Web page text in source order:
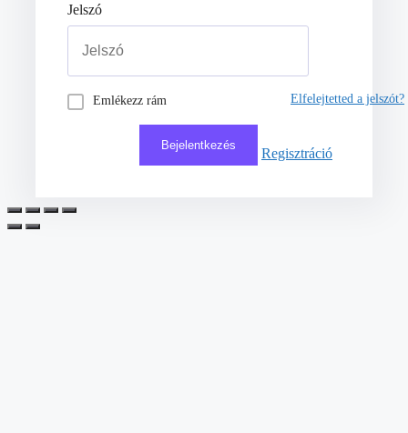
Jelszó
Emlékezz rám Elfelejtetted a jelszót?
Regisztráció